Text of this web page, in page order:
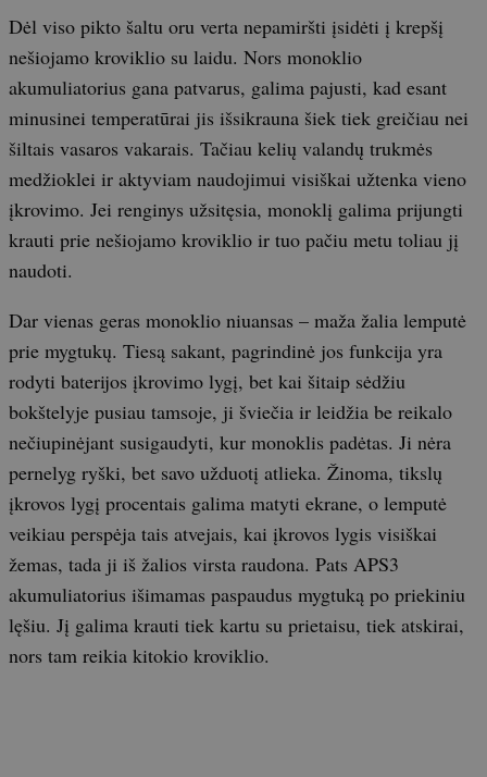
Dėl viso pikto šaltu oru verta nepamiršti įsidėti į krepšį
nešiojamo kroviklio su laidu. Nors monoklio
akumuliatorius gana patvarus, galima pajusti, kad esant
minusinei temperatūrai jis išsikrauna šiek tiek greičiau nei
šiltais vasaros vakarais. Tačiau kelių valandų trukmės
medžioklei ir aktyviam naudojimui visiškai užtenka vieno
įkrovimo. Jei renginys užsitęsia, monoklį galima prijungti
krauti prie nešiojamo kroviklio ir tuo pačiu metu toliau jį
naudoti.
Dar vienas geras monoklio niuansas – maža žalia lemputė
prie mygtukų. Tiesą sakant, pagrindinė jos funkcija yra
rodyti baterijos įkrovimo lygį, bet kai šitaip sėdžiu
bokštelyje pusiau tamsoje, ji šviečia ir leidžia be reikalo
nečiupinėjant susigaudyti, kur monoklis padėtas. Ji nėra
pernelyg ryški, bet savo užduotį atlieka. Žinoma, tikslų
įkrovos lygį procentais galima matyti ekrane, o lemputė
veikiau perspėja tais atvejais, kai įkrovos lygis visiškai
žemas, tada ji iš žalios virsta raudona. Pats APS3
akumuliatorius išimamas paspaudus mygtuką po priekiniu
lęšiu. Jį galima krauti tiek kartu su prietaisu, tiek atskirai,
nors tam reikia kitokio kroviklio.